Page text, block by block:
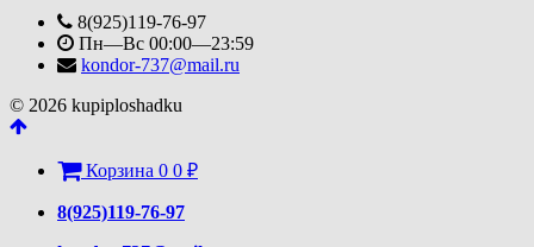
8(925)119-76-97
Пн—Вс 00:00—23:59
kondor-737@mail.ru
© 2026 kupiploshadku
Корзина 0 0 ₽
8(925)119-76-97